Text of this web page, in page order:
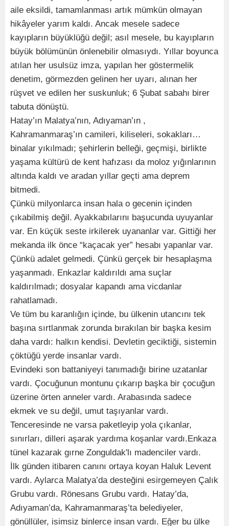
aile eksildi, tamamlanması artık mümkün olmayan
hikâyeler yarım kaldı. Ancak mesele sadece
kayıpların büyüklüğü değil; asıl mesele, bu kayıpların
büyük bölümünün önlenebilir olmasıydı. Yıllar boyunca
atılan her usulsüz imza, yapılan her göstermelik
denetim, görmezden gelinen her uyarı, alınan her
rüşvet ve edilen her suskunluk; 6 Şubat sabahı birer
tabuta dönüştü.
Hatay’ın Malatya’nın, Adıyaman’ın ,
Kahramanmaraş’ın camileri, kiliseleri, sokakları…
binalar yıkılmadı; şehirlerin belleği, geçmişi, birlikte
yaşama kültürü de kent hafızası da moloz yığınlarının
altında kaldı ve aradan yıllar geçti ama deprem
bitmedi.
Çünkü milyonlarca insan hala o gecenin içinden
çıkabilmiş değil. Ayakkabılarını başucunda uyuyanlar
var. En küçük seste irkilerek uyananlar var. Gittiği her
mekanda ilk önce “kaçacak yer” hesabı yapanlar var.
Çünkü adalet gelmedi. Çünkü gerçek bir hesaplaşma
yaşanmadı. Enkazlar kaldırıldı ama suçlar
kaldırılmadı; dosyalar kapandı ama vicdanlar
rahatlamadı.
Ve tüm bu karanlığın içinde, bu ülkenin utancını tek
başına sırtlanmak zorunda bırakılan bir başka kesim
daha vardı: halkın kendisi. Devletin geciktiği, sistemin
çöktüğü yerde insanlar vardı.
Evindeki son battaniyeyi tanımadığı birine uzatanlar
vardı. Çocuğunun montunu çıkarıp başka bir çocuğun
üzerine örten anneler vardı. Arabasında sadece
ekmek ve su değil, umut taşıyanlar vardı.
Tenceresinde ne varsa paketleyip yola çıkanlar,
sınırları, dilleri aşarak yardıma koşanlar vardı.Enkaza
tünel kazarak gırne Zonguldak'lı madenciler vardı.
İlk günden itibaren canını ortaya koyan Haluk Levent
vardı. Aylarca Malatya’da desteğini esirgemeyen Çalık
Grubu vardı. Rönesans Grubu vardı. Hatay’da,
Adıyaman’da, Kahramanmaraş’ta belediyeler,
gönüllüler, isimsiz binlerce insan vardı. Eğer bu ülke